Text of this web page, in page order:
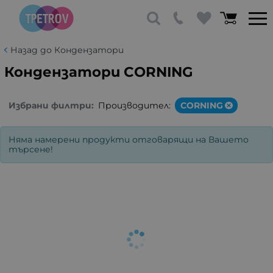
Назад до Кондензатори
Кондензатори CORNING
Избрани филтри: Производител: CORNING
Няма намерени продукти отговарящи на Вашето
търсене!